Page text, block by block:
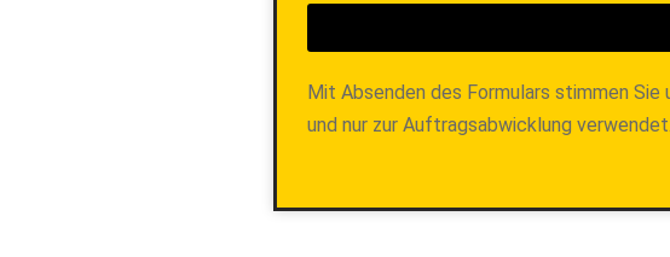
Mit Absenden des Formulars stimmen Sie
und nur zur Auftragsabwicklung verwendet.